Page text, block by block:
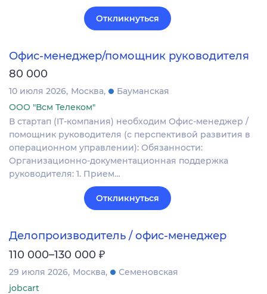
Откликнуться
Офис-менеджер/помощник руководителя
80 000
10 июля 2026 Москва
Бауманская
ООО "Всм Телеком"
В стартап (IT-компания) необходим Офис-менеджер /
помощник руководителя (с перспективой развития в
операционном управлении): Обязанности:
Организационно-документационная поддержка
руководителя: 1. Прием…
Откликнуться
Делопроизводитель / офис-менеджер
110 000–130 000 ₽
29 июля 2026 Москва
Семеновская
jobcart